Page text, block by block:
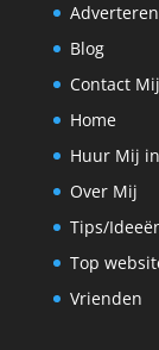
Adverteren
Blog
Contact Mij
Home
Huur Mij in
Over Mij
Tips/
Top
Vrienden